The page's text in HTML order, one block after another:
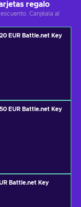
regalo
Canjéala al
EUR Battle.net Key
EUR Battle.net Key
Battle.net Key